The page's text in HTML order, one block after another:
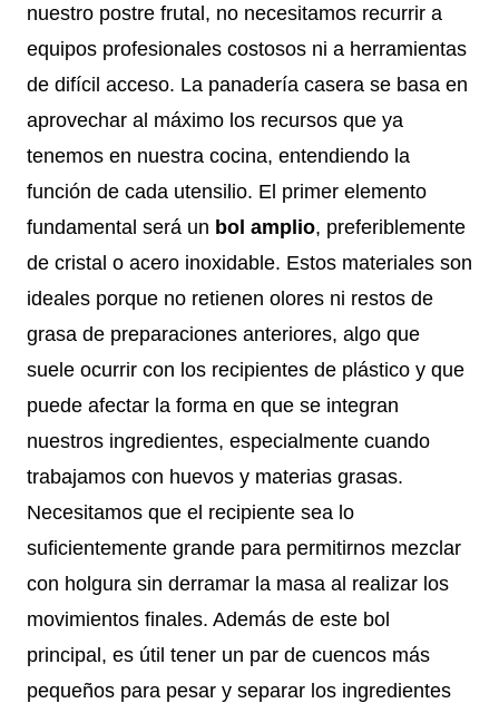
nuestro postre frutal, no necesitamos recurrir a
equipos profesionales costosos ni a herramientas
de difícil acceso. La panadería casera se basa en
aprovechar al máximo los recursos que ya
tenemos en nuestra cocina, entendiendo la
función de cada utensilio. El primer elemento
fundamental será un bol amplio, preferiblemente
de cristal o acero inoxidable. Estos materiales son
ideales porque no retienen olores ni restos de
grasa de preparaciones anteriores, algo que
suele ocurrir con los recipientes de plástico y que
puede afectar la forma en que se integran
nuestros ingredientes, especialmente cuando
trabajamos con huevos y materias grasas.
Necesitamos que el recipiente sea lo
suficientemente grande para permitirnos mezclar
con holgura sin derramar la masa al realizar los
movimientos finales. Además de este bol
principal, es útil tener un par de cuencos más
pequeños para pesar y separar los ingredientes